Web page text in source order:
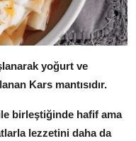
yoğurt ve
Kars mantısıdır.
birleştiğinde hafif ama
lezzetini daha da